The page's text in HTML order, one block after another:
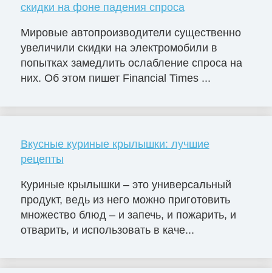
скидки на фоне падения спроса
Мировые автопроизводители существенно
увеличили скидки на электромобили в
попытках замедлить ослабление спроса на
них. Об этом пишет Financial Times ...
Вкусные куриные крылышки: лучшие
рецепты
Куриные крылышки – это универсальный
продукт, ведь из него можно приготовить
множество блюд – и запечь, и пожарить, и
отварить, и использовать в каче...